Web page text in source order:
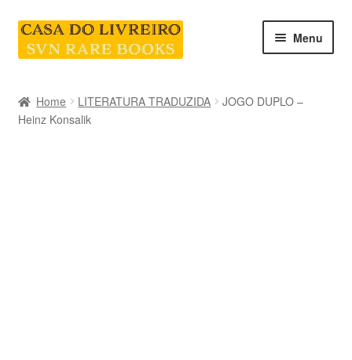
Skip
to
Skip
to
Menu
CATEGORIAS E COLEÇÕES
Home LITERATURA TRADUZIDA
JOGO DUPLO –
Heinz Konsalik